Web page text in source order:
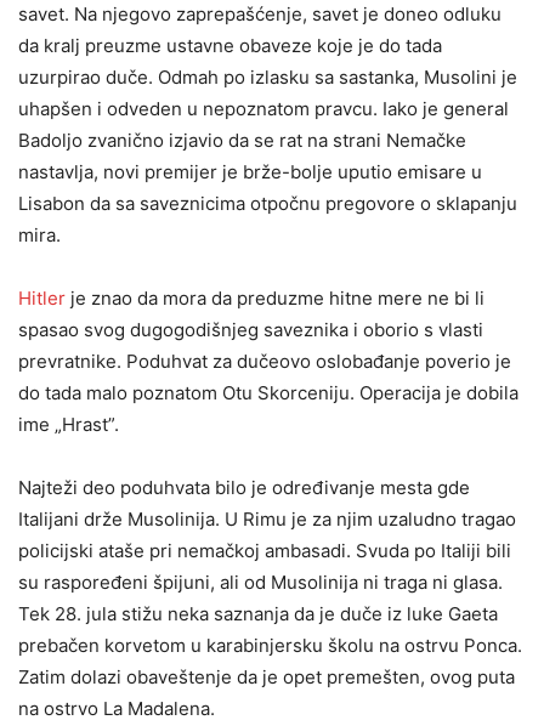
savet. Na njegovo zaprepašćenje, savet je doneo odluku
da kralj preuzme ustavne obaveze koje je do tada
uzurpirao duče. Odmah po izlasku sa sastanka, Musolini je
uhapšen i odveden u nepoznatom pravcu. Iako je general
Badoljo zvanično izjavio da se rat na strani Nemačke
nastavlja, novi premijer je brže-bolje uputio emisare u
Lisabon da sa saveznicima otpočnu pregovore o sklapanju
mira.
Hitler je znao da mora da preduzme hitne mere ne bi li
spasao svog dugogodišnjeg saveznika i oborio s vlasti
prevratnike. Poduhvat za dučeovo oslobađanje poverio je
do tada malo poznatom Otu Skorceniju. Operacija je dobila
ime „Hrast”.
Najteži deo poduhvata bilo je određivanje mesta gde
Italijani drže Musolinija. U Rimu je za njim uzaludno tragao
policijski ataše pri nemačkoj ambasadi. Svuda po Italiji bili
su raspoređeni špijuni, ali od Musolinija ni traga ni glasa.
Tek 28. jula stižu neka saznanja da je duče iz luke Gaeta
prebačen korvetom u karabinjersku školu na ostrvu Ponca.
Zatim dolazi obaveštenje da je opet premešten, ovog puta
na ostrvo La Madalena.